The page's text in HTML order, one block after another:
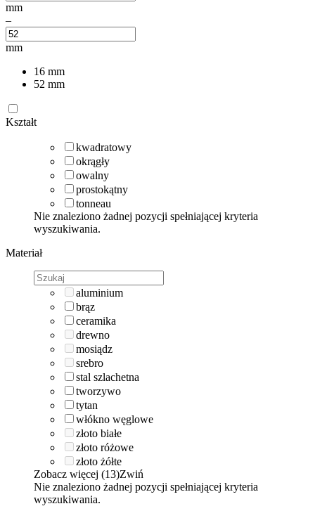
mm
–
mm
16 mm
52 mm
Kształt
kwadratowy
okrągły
owalny
prostokątny
tonneau
Nie znaleziono żadnej pozycji spełniającej kryteria
wyszukiwania.
Materiał
aluminium
brąz
ceramika
drewno
mosiądz
srebro
stal szlachetna
tworzywo
tytan
włókno węglowe
złoto białe
złoto różowe
złoto żółte
Zobacz więcej (13)Zwiń
Nie znaleziono żadnej pozycji spełniającej kryteria
wyszukiwania.